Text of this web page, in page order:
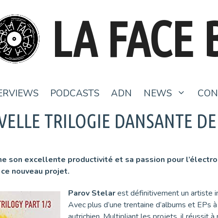
LA FACE
PODCASTS ADN NEWS
TRILOGIE DANSANTE
son excellente productivité et sa passion pour
nouveau projet.
Parov Stelarest définitivement un artiste
Avec plus d’une trentaine d’albums et